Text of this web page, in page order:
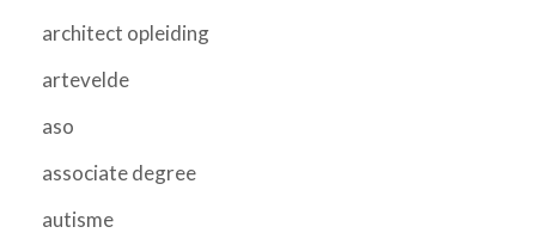
architect opleiding
artevelde
aso
associate degree
autisme